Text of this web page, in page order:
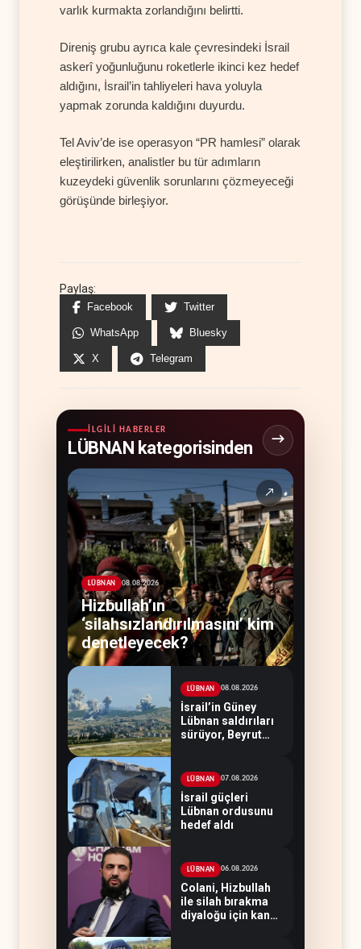
varlık kurmakta zorlandığını belirtti.
Direniş grubu ayrıca kale çevresindeki İsrail
askerî yoğunluğunu roketlerle ikinci kez hedef
aldığını, İsrail’in tahliyeleri hava yoluyla
yapmak zorunda kaldığını duyurdu.
Tel Aviv’de ise operasyon “PR hamlesi” olarak
eleştirilirken, analistler bu tür adımların
kuzeydeki güvenlik sorunlarını çözmeyeceği
görüşünde birleşiyor.
Paylaş:
Facebook Twitter
WhatsApp Bluesky
X Telegram
İLGILI HABERLER
LÜBNAN kategorisinden
↗
LÜBNAN 08.08.2026
Hizbullah’ın
‘silahsızlandırılmasını’ kim
denetleyecek?
LÜBNAN 08.08.2026
İsrail’in Güney
Lübnan saldırıları
sürüyor, Beyrut
LÜBNAN 07.08.2026
İsrail güçleri
Lübnan ordusunu
hedef aldı
LÜBNAN 06.08.2026
Colani, Hizbullah
ile silah bırakma
diyaloğu için kanal